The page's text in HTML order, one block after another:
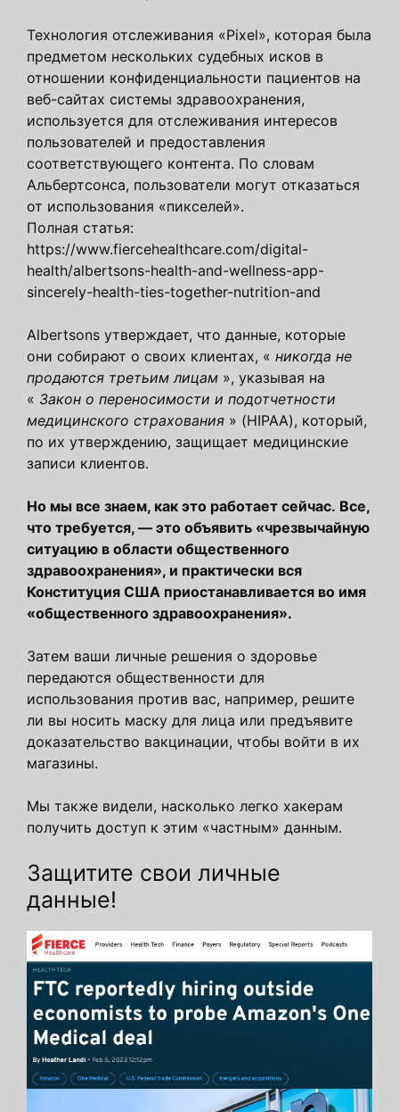
Технология отслеживания «Pixel», которая была
предметом нескольких судебных исков в
отношении конфиденциальности пациентов на
веб-сайтах системы здравоохранения,
используется для отслеживания интересов
пользователей и предоставления
соответствующего контента. По словам
Альбертсонса, пользователи могут отказаться
от использования «пикселей».
Полная статья:
https://www.fiercehealthcare.com/digital-
health/albertsons-health-and-wellness-app-
sincerely-health-ties-together-nutrition-and
Albertsons утверждает, что данные, которые
они собирают о своих клиентах, « никогда не
продаются третьим лицам », указывая на
« Закон о переносимости и подотчетности
медицинского страхования » (HIPAA), который,
по их утверждению, защищает медицинские
записи клиентов.
Но мы все знаем, как это работает сейчас. Все,
что требуется, — это объявить «чрезвычайную
ситуацию в области общественного
здравоохранения», и практически вся
Конституция США приостанавливается во имя
«общественного здравоохранения».
Затем ваши личные решения о здоровье
передаются общественности для
использования против вас, например, решите
ли вы носить маску для лица или предъявите
доказательство вакцинации, чтобы войти в их
магазины.
Мы также видели, насколько легко хакерам
получить доступ к этим «частным» данным.
Защитите свои личные
данные!